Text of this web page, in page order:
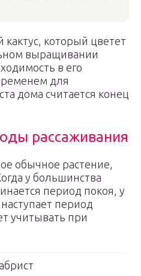
кактус, который цветет
выращивании
в его
для
дома считается конец
рассаживания
обычное растение,
у большинства
период покоя, у
период
учитывать при